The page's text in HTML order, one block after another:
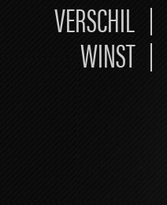
VERSCHIL
WINST